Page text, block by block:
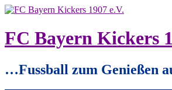
Springe
Inhalt
FC Bayern Kickers
…Fussball zum Genießen